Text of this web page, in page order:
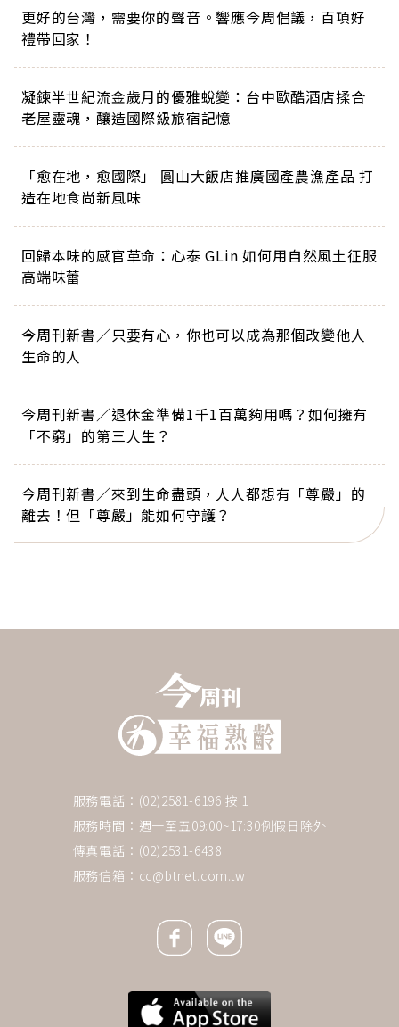
更好的台灣，需要你的聲音。響應今周倡議，百項好
禮帶回家！
凝鍊半世紀流金歲月的優雅蛻變：台中歐酷酒店揉合
老屋靈魂，釀造國際級旅宿記憶
「愈在地，愈國際」 圓山大飯店推廣國產農漁產品 打
造在地食尚新風味
回歸本味的感官革命：心泰 GLin 如何用自然風土征服
高端味蕾
今周刊新書／只要有心，你也可以成為那個改變他人
生命的人
今周刊新書／退休金準備1千1百萬夠用嗎？如何擁有
「不窮」的第三人生？
今周刊新書／來到生命盡頭，人人都想有「尊嚴」的
離去！但「尊嚴」能如何守護？
服務電話：(02)2581-6196 按 1
服務時間：週一至五09:00~17:30例假日除外
傳真電話：(02)2531-6438
服務信箱： cc@btnet.com.tw
Facebook icon
Line icon